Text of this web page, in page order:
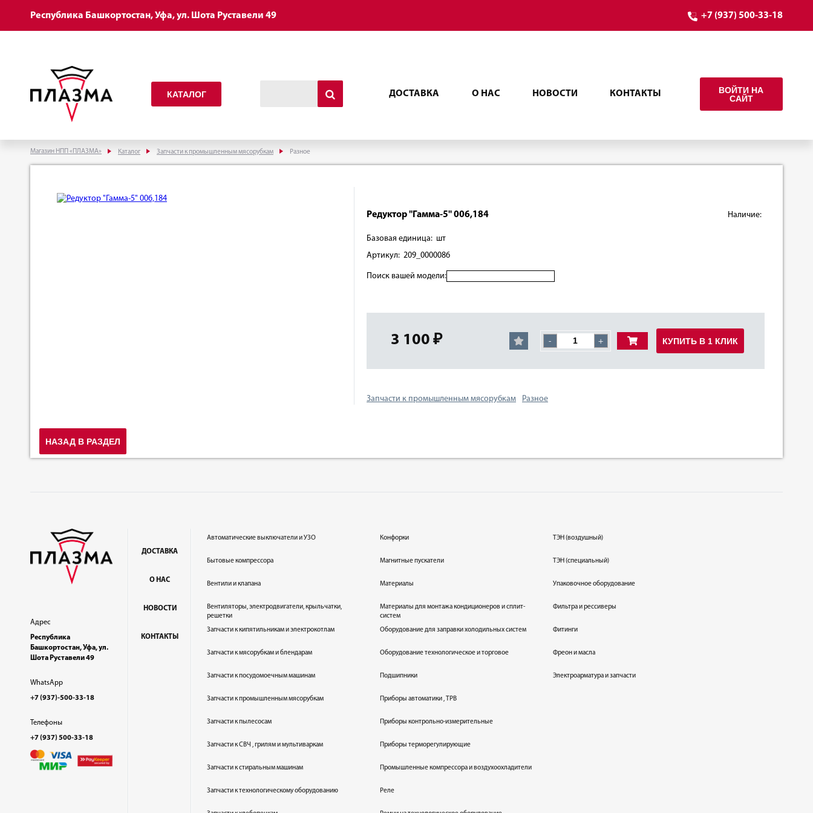
Республика Башкортостан, Уфа, ул. Шота Руставели 49 +7 (937) 500-33-18
КАТАЛОГ ДОСТАВКА О НАС НОВОСТИ КОНТАКТЫ
ВОЙТИ НА
САЙТ
Магазин НПП «ПЛАЗМА» Каталог Запчасти к промышленным мясорубкам Разное
Редуктор "Гамма-5" 006,184 Наличие:
Базовая единица: шт
Артикул: 209_0000086
Поиск вашей модели:
3 100 ₽ - + КУПИТЬ В 1 КЛИК
Запчасти к промышленным мясорубкам Разное
НАЗАД В РАЗДЕЛ
Адрес
Республика
Башкортостан, Уфа, ул.
Шота Руставели 49
WhatsApp
+7 (937)-500-33-18
Телефоны
+7 (937) 500-33-18
ДОСТАВКА
О НАС
НОВОСТИ
КОНТАКТЫ
Автоматические выключатели и УЗО
Бытовые компрессора
Вентили и клапана
Вентиляторы, электродвигатели, крыльчатки,
решетки
Запчасти к кипятильникам и электрокотлам
Запчасти к мясорубкам и блендарам
Запчасти к посудомоечным машинам
Запчасти к промышленным мясорубкам
Запчасти к пылесосам
Запчасти к СВЧ , грилям и мультиваркам
Запчасти к стиральным машинам
Запчасти к технологическому оборудованию
Конфорки
Магнитные пускатели
Материалы
Материалы для монтажа кондиционеров и сплит-
систем
Оборудование для заправки холодильных систем
Оборудование технологическое и торговое
Подшипники
Приборы автоматики , ТРВ
Приборы контрольно-измерительные
Приборы терморегулирующие
Промышленные компрессора и воздухоохладители
Реле
ТЭН (воздушный)
ТЭН (специальный)
Упаковочное оборудование
Фильтра и рессиверы
Фитинги
Фреон и масла
Электроарматура и запчасти